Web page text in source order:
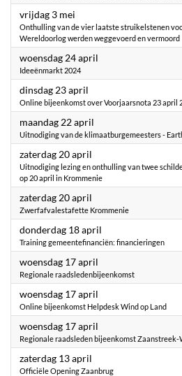
vrijdag 3 mei
Onthulling van de vier laatste struikelstenen
Wereldoorlog werden weggevoerd en vermoord
woensdag 24 april
Ideeënmarkt 2024
dinsdag 23 april
Online bijeenkomst over Voorjaarsnota 23 april
maandag 22 april
Uitnodiging van de klimaatburgemeesters -
zaterdag 20 april
Uitnodiging lezing en onthulling van twee
op 20 april in Krommenie
zaterdag 20 april
Zwerfafvalestafette Krommenie
donderdag 18 april
Training gemeentefinanciën: financieringen
woensdag 17 april
Regionale raadsledenbijeenkomst
woensdag 17 april
Online bijeenkomst Helpdesk Wind op Land
woensdag 17 april
Regionale raadsleden bijeenkomst
zaterdag 13 april
Officiële Opening Zaanbrug